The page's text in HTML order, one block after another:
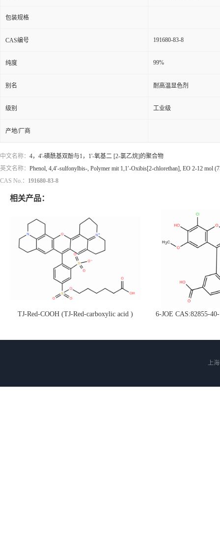
包装规格
CAS编号 191680-83-8
纯度 99%
别名 耐高温显色剂
级别 工业级
产地/厂商
中文名称： 4，4'-磺酰基双酚与1，1'-氧基二 [2-氯乙烷]的聚合物
英文名称： Phenol, 4,4′-sulfonylbis-, Polymer mit 1,1′-Oxibis[2-chlorethan], EO 2-12 mol
CAS No.： 191680-83-8
相关产品：
TJ-Red-COOH (TJ-Red-carboxylic acid )
制，衍生物)
6-JOE CAS:82855-
衍生
上